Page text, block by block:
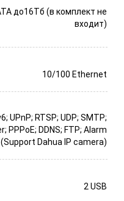
до16Тб (в комплект не
входит)
10/100 Ethernet
UPnP; RTSP; UDP; SMTP;
PPPoE; DDNS; FTP; Alarm
Dahua IP camera)
2 USB